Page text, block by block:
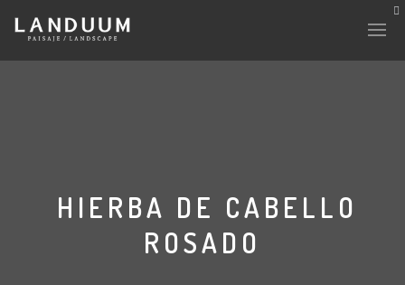
HIERBA DE CABELLO
ROSADO